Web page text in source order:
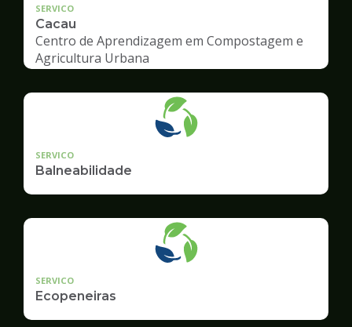
SERVICO
Cacau
Centro de Aprendizagem em Compostagem e
Agricultura Urbana
SERVICO
Balneabilidade
SERVICO
Ecopeneiras